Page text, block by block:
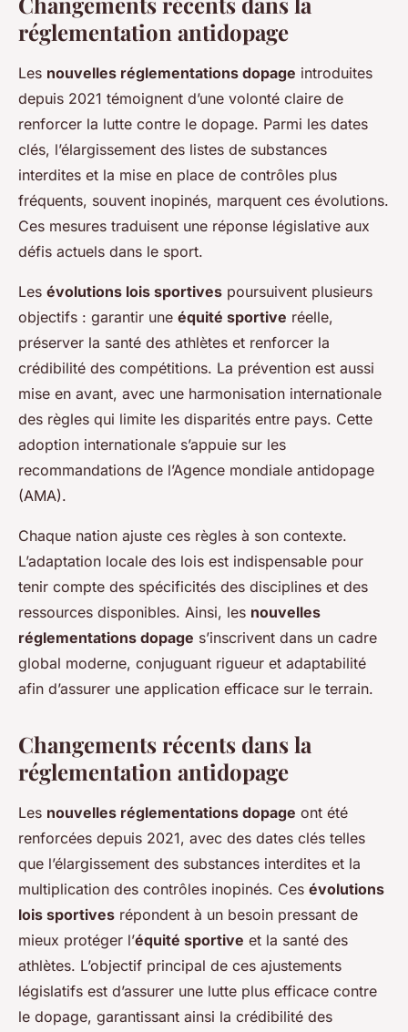
réglementation antidopage
Les nouvelles réglementations dopage introduites
depuis 2021 témoignent d’une volonté claire de
renforcer la lutte contre le dopage. Parmi les dates
clés, l’élargissement des listes de substances
interdites et la mise en place de contrôles plus
fréquents, souvent inopinés, marquent ces évolutions.
Ces mesures traduisent une réponse législative aux
défis actuels dans le sport.
Les évolutions lois sportives poursuivent plusieurs
objectifs : garantir une équité sportive réelle,
préserver la santé des athlètes et renforcer la
crédibilité des compétitions. La prévention est aussi
mise en avant, avec une harmonisation internationale
des règles qui limite les disparités entre pays. Cette
adoption internationale s’appuie sur les
recommandations de l’Agence mondiale antidopage
(AMA).
Chaque nation ajuste ces règles à son contexte.
L’adaptation locale des lois est indispensable pour
tenir compte des spécificités des disciplines et des
ressources disponibles. Ainsi, les nouvelles
réglementations dopage s’inscrivent dans un cadre
global moderne, conjuguant rigueur et adaptabilité
afin d’assurer une application efficace sur le terrain.
Changements récents dans la
réglementation antidopage
Les nouvelles réglementations dopage ont été
renforcées depuis 2021, avec des dates clés telles
que l’élargissement des substances interdites et la
multiplication des contrôles inopinés. Ces évolutions
lois sportives répondent à un besoin pressant de
mieux protéger l’équité sportive et la santé des
athlètes. L’objectif principal de ces ajustements
législatifs est d’assurer une lutte plus efficace contre
le dopage, garantissant ainsi la crédibilité des